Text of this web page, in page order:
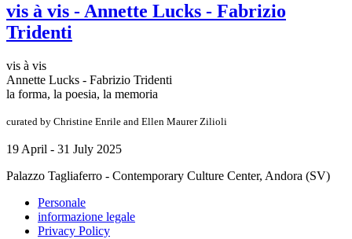
vis à vis - Annette Lucks - Fabrizio
Tridenti
vis à vis
Annette Lucks - Fabrizio Tridenti
la forma, la poesia, la memoria
curated by Christine Enrile and Ellen Maurer Zilioli
19 April - 31 July 2025
Palazzo Tagliaferro - Contemporary Culture Center, Andora (SV)
Personale
informazione legale
Privacy Policy